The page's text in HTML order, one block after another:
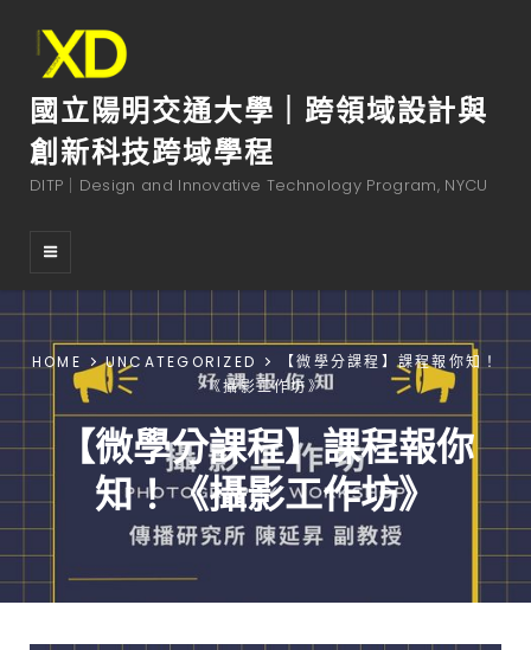
國立陽明交通大學｜跨領域設計與
創新科技跨域學程
DITP｜Design and Innovative Technology Program, NYCU
HOME UNCATEGORIZED
【微學分課程】課程報你知！
《攝影工作坊》
【微學分課程】課程報你
知！《攝影工作坊》